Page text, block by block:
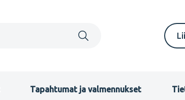
FI
Tapahtumat ja valmennukset